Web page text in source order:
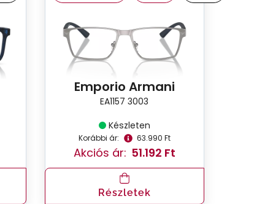
Emporio Armani
EA1157 3003
Készleten
Korábbi ár: 63.990 Ft
Akciós ár: 51.192 Ft
Részletek